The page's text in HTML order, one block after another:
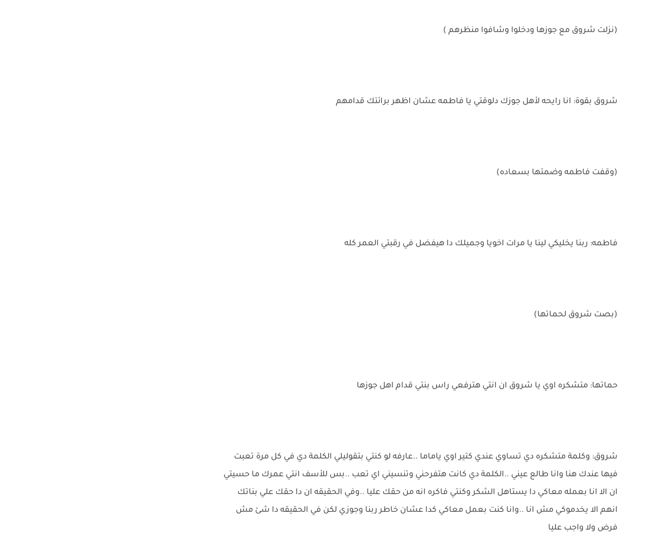
(نزلت شروق مع جوزها ودخلوا وشافوا منظرهم )
شروق بقوة: انا رايحه لأهل جوزك دلوقتي يا فاطمه عشان اظهر برائتك قدامهم
(وقفت فاطمه وضمتها بسعاده)
فاطمه: ربنا يخليكي لينا يا مرات اخويا وجميلك دا هيفضل في رقبتي العمر كله
(بصت شروق لحماتها)
حماتها: متشكره اوي يا شروق ان انتي هترفعي راس بنتي قدام اهل جوزها
شروق: وكلمة متشكره دي تساوي عندي كتير اوي ياماما ..عارفه لو كنتي بتقوليلي الكلمة دي في كل مرة تعبت
فيها عندك هنا وانا طالع عيني ..الكلمة دي كانت هتفرحني وتنسيني اي تعب ..بس للأسف انتي عمرك ما حسيتي
ان الا انا بعمله معاكي دا يستاهل الشكر وكنتي فاكره انه من حقك عليا ..وفي الحقيقه ان دا حقك علي بناتك
انهم الا يخدموكي مش انا ..وانا كنت بعمل معاكي كدا عشان خاطر ربنا وجوزي لكن في الحقيقه دا شئ مش
فرض ولا واجب عليا